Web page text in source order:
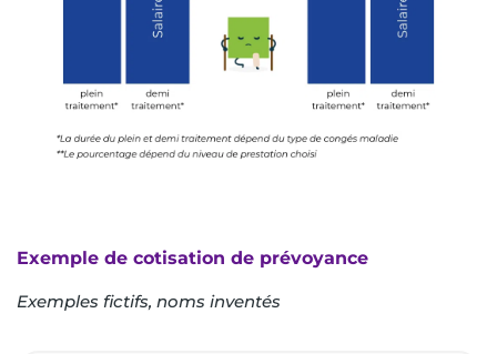
Exemple de cotisation de prévoyance
Exemples fictifs, noms inventés